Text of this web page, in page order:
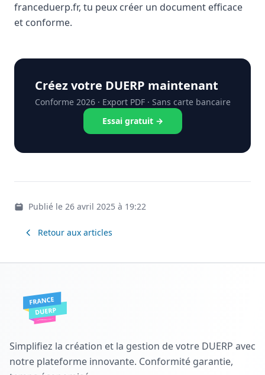
franceduerp.fr, tu peux créer un document efficace
et conforme.
Créez votre DUERP maintenant
Conforme 2026 · Export PDF · Sans carte bancaire
Essai gratuit →
Publié le 26 avril 2025 à 19:22
Retour aux articles
Simplifiez la création et la gestion de votre DUERP avec
notre plateforme innovante. Conformité garantie,